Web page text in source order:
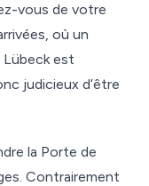
vous de votre
où un
Lübeck est
judicieux d’être
la Porte de
Contrairement